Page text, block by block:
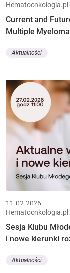
Hematoonkologia.pl
Current and
Multiple
Aktualności
11.02.2026
Hematoonkologia.pl
Sesja Klubu
i nowe kierunki
Aktualności